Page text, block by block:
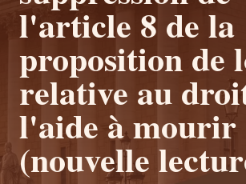
l'article 8 de la
proposition de
relative au
l'aide à mourir
(nouvelle